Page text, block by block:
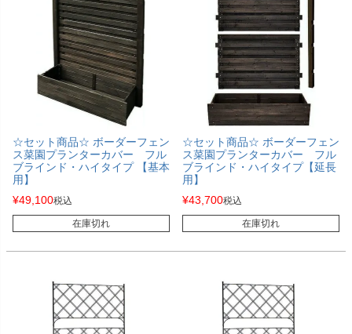
☆セット商品☆ ボーダーフェン
ス菜園プランターカバー フル
ブラインド・ハイタイプ 【基本
用】
¥49,100税込
在庫切れ
☆セット商品☆ ボーダーフェン
ス菜園プランターカバー フル
ブラインド・ハイタイプ【延長
用】
¥43,700税込
在庫切れ